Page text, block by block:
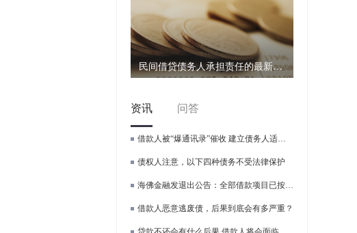
民间借贷债务人承担责任的最新法律解读有哪些？
资讯 问答
借款人被“爆通讯录”催收 建立债务人适当性管理正当时
债权人注意，以下四种债务不受法律保护
海佛金融发退出公告：全部借款项目已按合同约定履行完毕
借款人恶意逃废债，后果到底会有多严重？